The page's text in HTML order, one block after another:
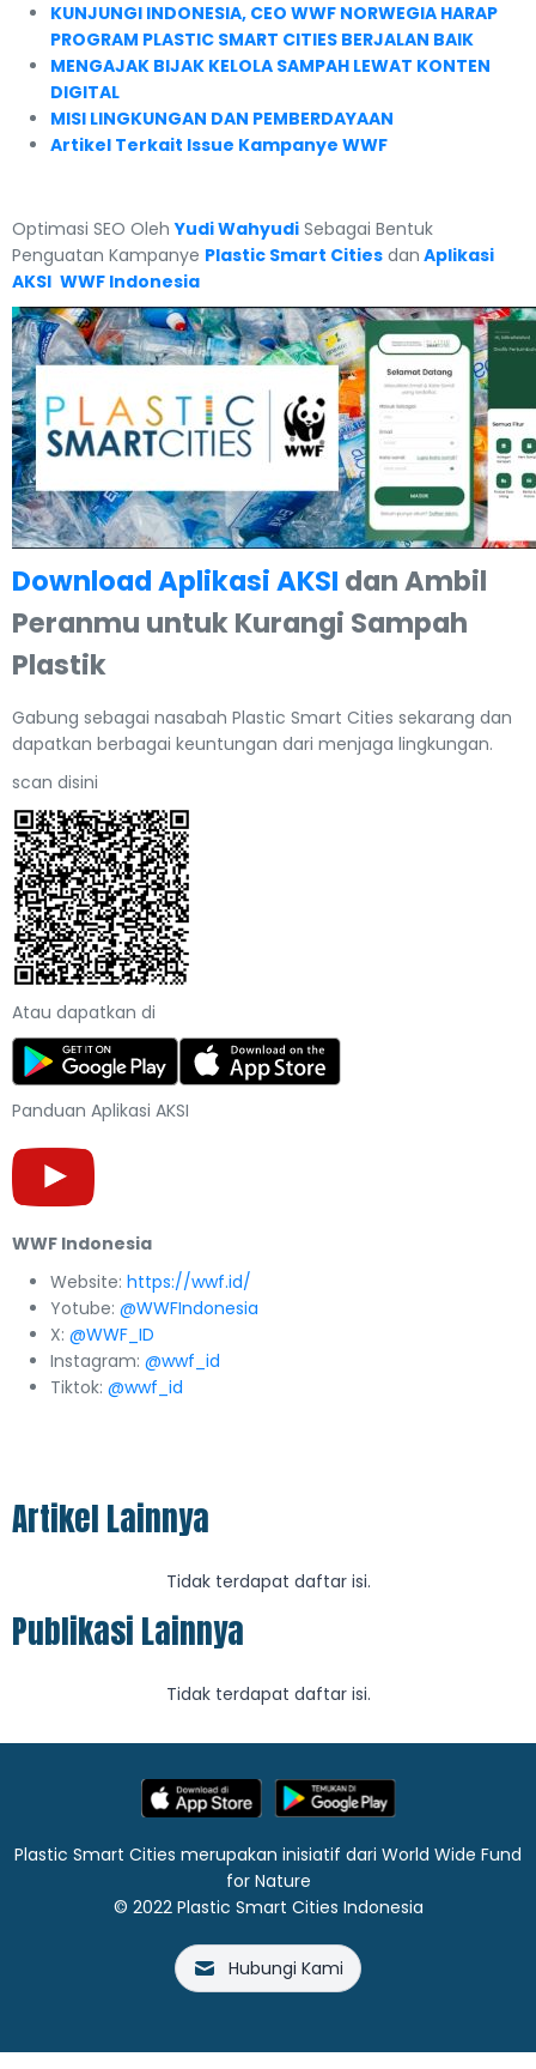
KUNJUNGI INDONESIA, CEO WWF NORWEGIA HARAP
PROGRAM PLASTIC SMART CITIES BERJALAN BAIK
MENGAJAK BIJAK KELOLA SAMPAH LEWAT KONTEN
DIGITAL
MISI LINGKUNGAN DAN PEMBERDAYAAN
Artikel Terkait Issue Kampanye WWF
Optimasi SEO OlehYudi Wahyudi Sebagai Bentuk
Penguatan Kampanye Plastic Smart Cities dan Aplikasi
AKSI WWF Indonesia
Download Aplikasi AKSI dan Ambil
Peranmu untuk Kurangi Sampah
Plastik
Gabung sebagai nasabah Plastic Smart Cities sekarang dan
dapatkan berbagai keuntungan dari menjaga lingkungan.
scan disini
Atau dapatkan di
Panduan Aplikasi AKSI
WWF Indonesia
Website: https://wwf.id/
Yotube: @WWFIndonesia
X: @WWF_ID
Instagram: @wwf_id
Tiktok: @wwf_id
Artikel Lainnya
Tidak terdapat daftar isi.
Publikasi Lainnya
Tidak terdapat daftar isi.
Plastic Smart Cities merupakan inisiatif dari World Wide Fund
for Nature
© 2022 Plastic Smart Cities Indonesia
Hubungi Kami